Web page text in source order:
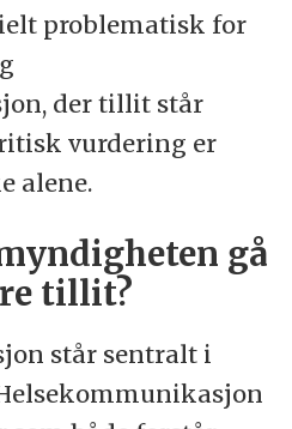
problematisk for
der tillit står
vurdering er
alene.
gå
tillit?
står sentralt i